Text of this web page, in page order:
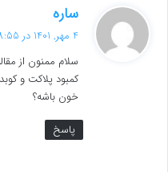
ساره
ف
:
4 مهر, 1401 در 18:55
سلام ممنون از
کمبود پلاکت و
خون باشه؟
پاسخ